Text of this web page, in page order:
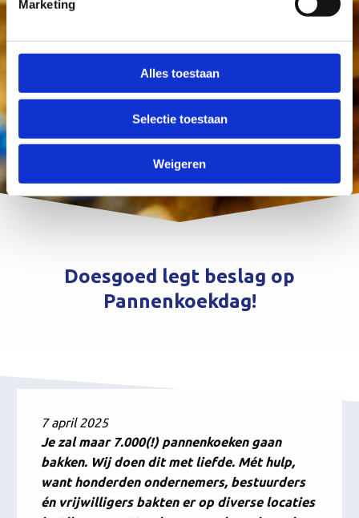
Marketing
Alles toestaan
Selectie toestaan
Weigeren
Doesgoed legt beslag op
Pannenkoekdag!
7 april 2025
Je zal maar 7.000(!) pannenkoeken gaan
bakken. Wij doen dit met liefde. Mét hulp,
want honderden ondernemers, bestuurders
én vrijwilligers bakten er op diverse locaties